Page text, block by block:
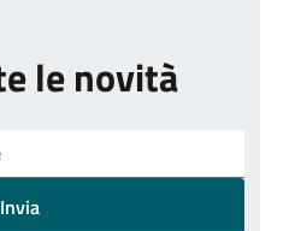
le novità
Invia